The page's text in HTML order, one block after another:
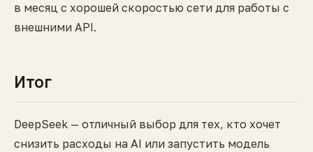
в месяц с хорошей скоростью сети для работы с
внешними API.
Итог
DeepSeek — отличный выбор для тех, кто хочет
снизить расходы на AI или запустить модель